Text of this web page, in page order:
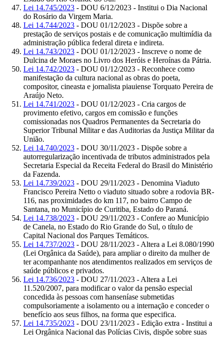
Lei 14.745/2023 - DOU 6/12/2023 - Institui o Dia Nacional
do Rosário da Virgem Maria.
Lei 14.744/2023 - DOU 01/12/2023 - Dispõe sobre a
prestação de serviços postais e de comunicação multimídia da
administração pública federal direta e indireta.
Lei 14.743/2023 - DOU 01/12/2023 - Inscreve o nome de
Dulcina de Moraes no Livro dos Heróis e Heroínas da Pátria.
Lei 14.742/2023 - DOU 01/12/2023 - Reconhece como
manifestação da cultura nacional as obras do poeta,
compositor, cineasta e jornalista piauiense Torquato Pereira de
Araújo Neto.
Lei 14.741/2023 - DOU 01/12/2023 - Cria cargos de
provimento efetivo, cargos em comissão e funções
comissionadas nos Quadros Permanentes da Secretaria do
Superior Tribunal Militar e das Auditorias da Justiça Militar da
União.
Lei 14.740/2023 - DOU 30/11/2023 - Dispõe sobre a
autorregularização incentivada de tributos administrados pela
Secretaria Especial da Receita Federal do Brasil do Ministério
da Fazenda.
Lei 14.739/2023 - DOU 29/11/2023 - Denomina Viaduto
Francisco Pereira Netto o viaduto situado sobre a rodovia BR-
116, nas proximidades do km 117, no bairro Campo de
Santana, no Município de Curitiba, Estado do Paraná.
Lei 14.738/2023 - DOU 29/11/2023 - Confere ao Município
de Canela, no Estado do Rio Grande do Sul, o título de
Capital Nacional dos Parques Temáticos.
Lei 14.737/2023 - DOU 28/11/2023 - Altera a Lei 8.080/1990
(Lei Orgânica da Saúde), para ampliar o direito da mulher de
ter acompanhante nos atendimentos realizados em serviços de
saúde públicos e privados.
Lei 14.736/2023 - DOU 27/11/2023 - Altera a Lei
11.520/2007, para modificar o valor da pensão especial
concedida às pessoas com hanseníase submetidas
compulsoriamente a isolamento ou a internação e conceder o
benefício aos seus filhos, na forma que especifica.
Lei 14.735/2023 - DOU 23/11/2023 - Edição extra - Institui a
Lei Orgânica Nacional das Polícias Civis, dispõe sobre suas